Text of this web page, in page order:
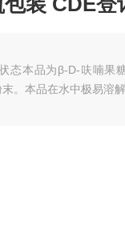
态本品为β-D-呋喃果
。 本品在水中极易溶